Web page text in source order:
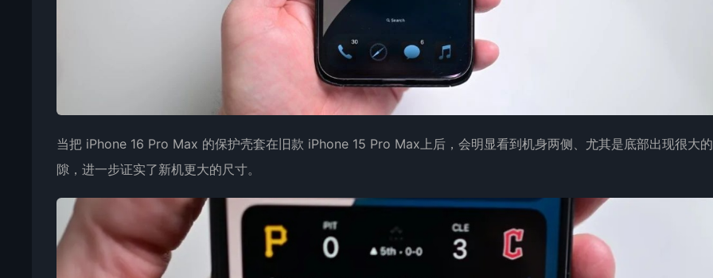
当把 iPhone 16 Pro Max 的保护壳套在旧款 iPhone 15 Pro Max上后，会明显看到机身两侧、尤其是底部出现很大
隙，进一步证实了新机更大的尺寸。